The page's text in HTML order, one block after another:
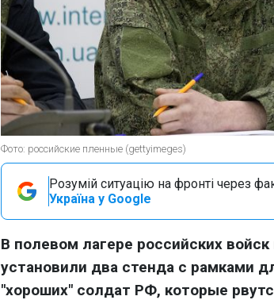
Фото: российские пленные (gettyimeges)
Розумій ситуацію на фронті через
Україна у Google
В полевом лагере российских войск
установили два стенда с рамками
"хороших" солдат РФ, которые